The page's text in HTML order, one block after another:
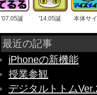
'07.05誕 '14.05誕 本体サ
最近の記事
iPhoneの新機能
授業参観
デジタルトトム